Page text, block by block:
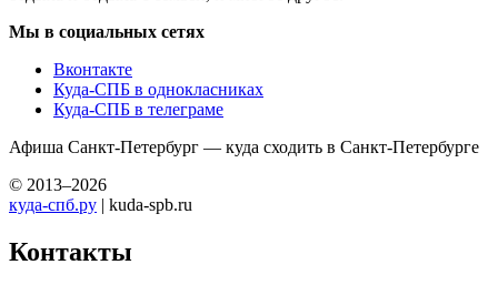
Мы в социальных сетях
Вконтакте
Куда-СПБ в однокласниках
Куда-СПБ в телеграме
Афиша Санкт-Петербург — куда сходить в Санкт-Петербурге
© 2013–2026
куда-спб.ру | kuda-spb.ru
Контакты